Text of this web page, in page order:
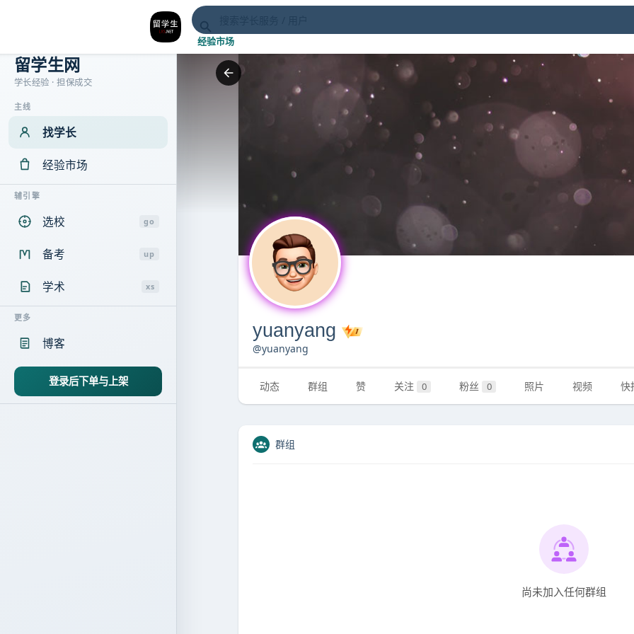
经验市场
留学生网
学长经验 · 担保成交
主线
找学长
经验市场
辅引擎
选校 go
备考 up
学术 xs
更多
博客
登录后下单与上架
yuanyang
@yuanyang
动态 群组 赞 关注 0 粉丝 0 照片 视频 快
群组
尚未加入任何群组